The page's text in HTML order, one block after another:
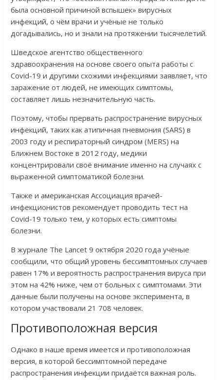
была основной причиной вспышек» вирусных
инфекций, о чём врачи и учёные не только
догадывались, но и знали на протяжении тысячелетий.
Шведское агентство общественного
здравоохранения на основе своего опыта работы с
Covid-19 и другими схожими инфекциями заявляет, что
заражение от людей, не имеющих симптомы,
составляет лишь незначительную часть.
Поэтому, чтобы прервать распространение вирусных
инфекций, таких как атипичная пневмония (SARS) в
2003 году и респираторный синдром (MERS) на
Ближнем Востоке в 2012 году, медики
концентрировали своё внимание именно на случаях с
выраженной симптоматикой болезни.
Также и американская Ассоциация врачей-
инфекционистов рекомендует проводить тест на
Covid-19 только тем, у которых есть симптомы
болезни.
В журнале The Lancet 9 октября 2020 года учёные
сообщили, что общий уровень бессимптомных случаев
равен 17% и вероятность распространения вируса при
этом на 42% ниже, чем от больных с симптомами. Эти
данные были получены на основе эксперимента, в
котором участвовали 21 708 человек.
Противоположная версия
Однако в наше время имеется и противоположная
версия, в которой бессимптомной передаче
распространения инфекции придаётся важная роль.